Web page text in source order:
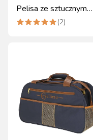
Pelisa ze sztucznym
futrem Covalliero
(2)